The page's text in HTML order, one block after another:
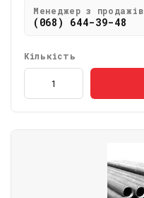
Менеджер з продажів
(068) 644-39-48
Кількість